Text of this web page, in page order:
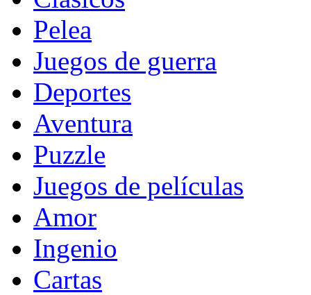
Pelea
Juegos de guerra
Deportes
Aventura
Puzzle
Juegos de películas
Amor
Ingenio
Cartas